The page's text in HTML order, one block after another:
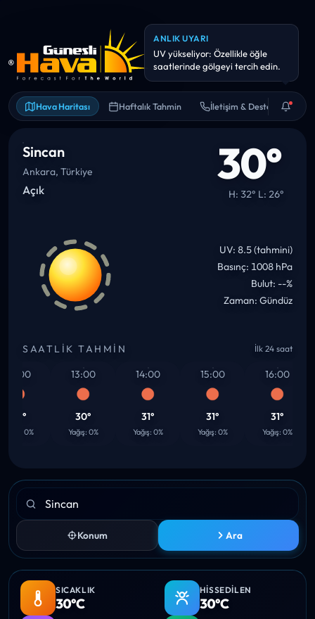
Hava Haritası Haftalık Tahmin İletişim & Destek
ANLIK UYARI
Hava kalitesi hassas kişiler için
riskli olabilir. Uzun süreli dış
Sincan
Ankara, Türkiye
Açık 30°
H: 32° L: 26°
UV: 8.5 (tahmini)
Basınç: 1008 hPa
Bulut: --%
Zaman: Gündüz
SAATLIK TAHMIN İlk 24 saat
0%
13:00
30°
Yağış: 0%
14:00
31°
Yağış: 0%
15:00
31°
Yağış: 0%
16:00
31°
Yağış: 0%
Konum Ara
SICAKLIK
30°C
HISSEDILEN
30°C